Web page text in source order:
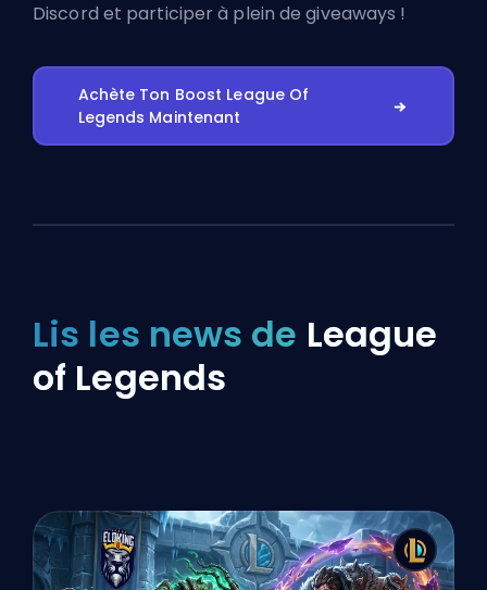
Discord et participer à plein de giveaways !
Achète Ton Boost League Of
Legends Maintenant
Lis les news de League
of Legends